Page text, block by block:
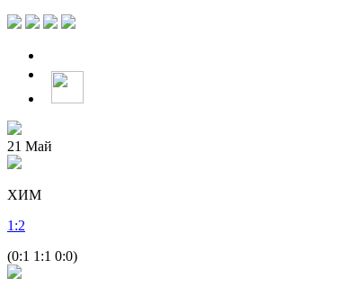
21 Май
ХИМ
1 :2
(0:1 1:1 0:0)